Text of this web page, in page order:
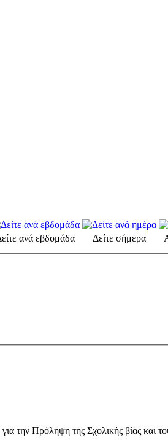
ανά εβδομάδα Δείτε σήμερα
την Πρόληψη της Σχολικής βίας και